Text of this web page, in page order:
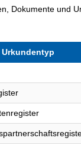
Dokumente und
Urkundentyp